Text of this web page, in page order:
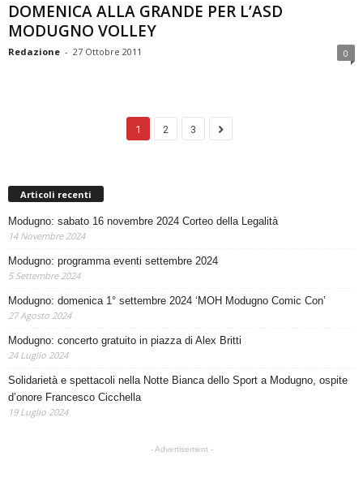
DOMENICA ALLA GRANDE PER L’ASD
MODUGNO VOLLEY
Redazione - 27 Ottobre 2011 0
1 2 3
Articoli recenti
Modugno: sabato 16 novembre 2024 Corteo della Legalità
14 Novembre 2024
Modugno: programma eventi settembre 2024
5 Settembre 2024
Modugno: domenica 1° settembre 2024 ‘MOH Modugno Comic Con’
27 Agosto 2024
Modugno: concerto gratuito in piazza di Alex Britti
24 Luglio 2024
Solidarietà e spettacoli nella Notte Bianca dello Sport a Modugno, ospite
d’onore Francesco Cicchella
19 Luglio 2024
- Advertisement -